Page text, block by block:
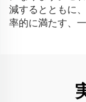
減するとともに
率的に満たす、